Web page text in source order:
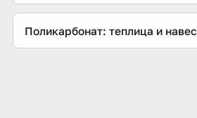
Поликарбонат: теплица и навес